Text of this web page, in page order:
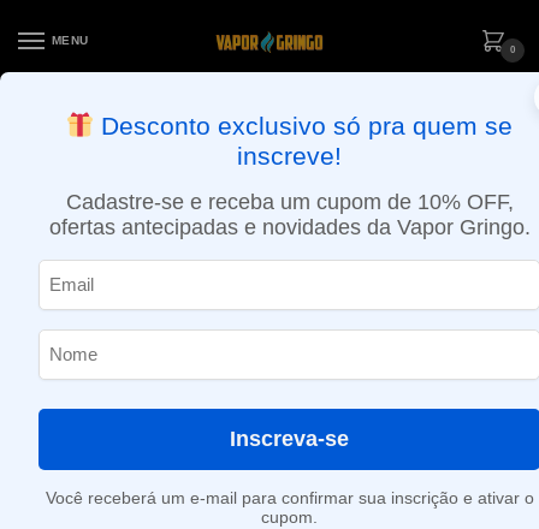
MENU
0
APROVADOS ATÉ 15:30 VIA MOTOBOY
Matcha
Desconto exclusivo só pra quem se
inscreve!
Cadastre-se e receba um cupom de 10% OFF,
ofertas antecipadas e novidades da Vapor Gringo.
Inscreva-se
Você receberá um e-mail para confirmar sua inscrição e ativar o
cupom.